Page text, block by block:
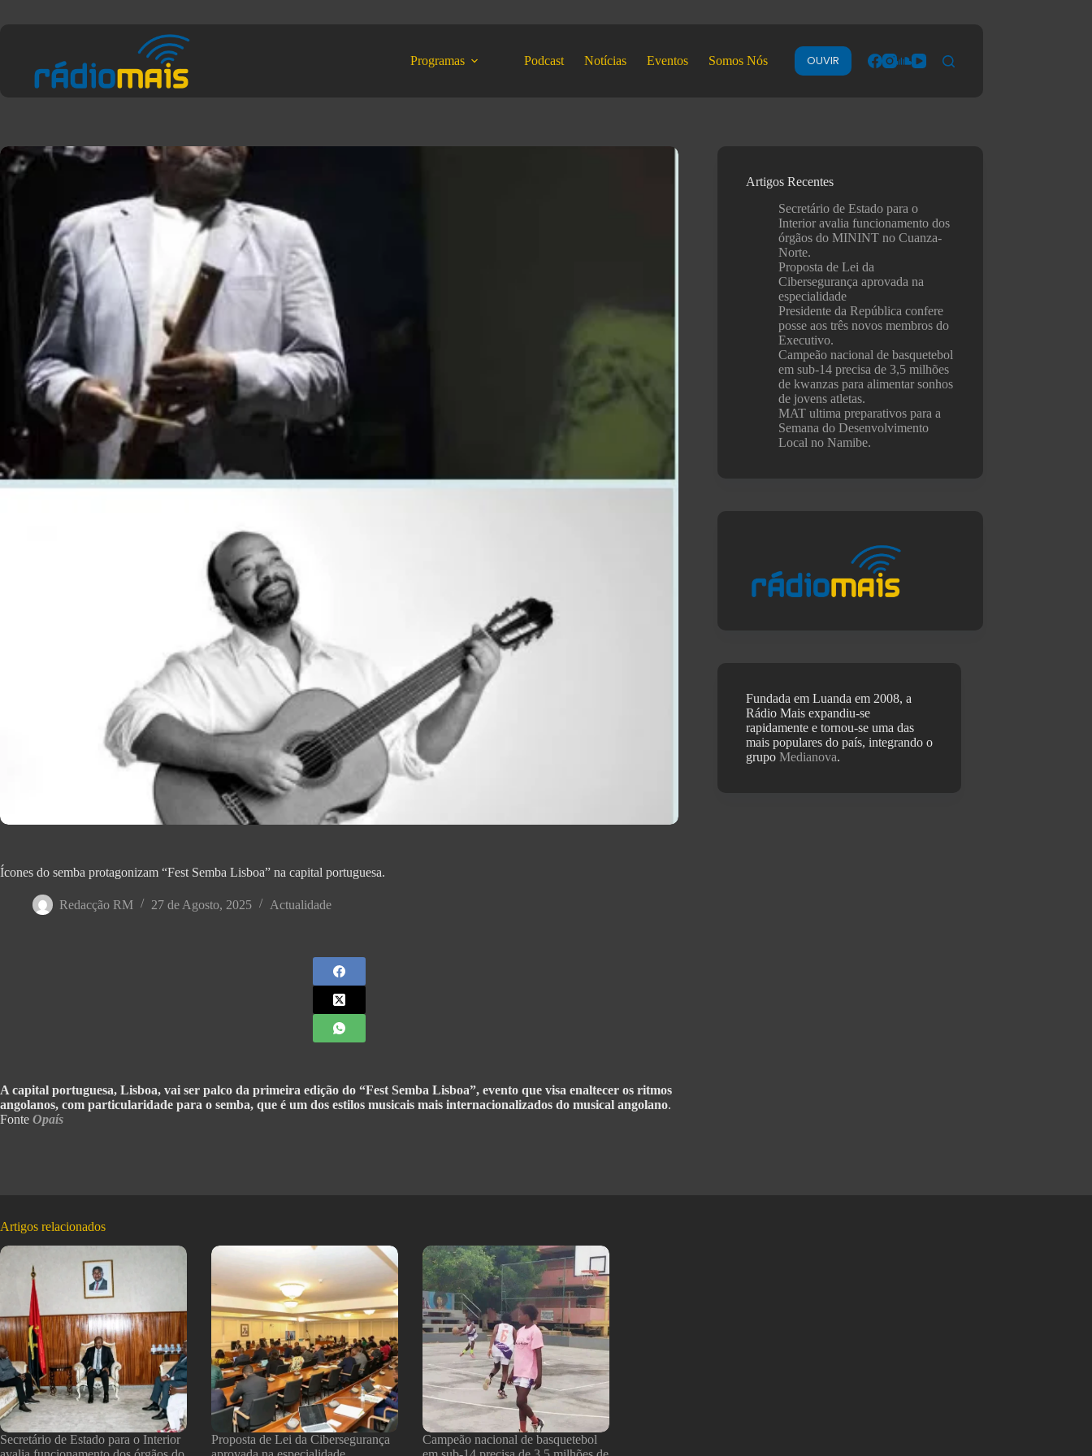
Programas Podcast Notícias Eventos Somos Nós OUVIR
Ícones do semba protagonizam “Fest Semba Lisboa” na capital portuguesa.
Redacção RM 27 de Agosto, 2025 Actualidade
A capital portuguesa, Lisboa, vai ser palco da primeira edição do “Fest Semba Lisboa”, evento que visa enaltecer os ritmos
angolanos, com particularidade para o semba, que é um dos estilos musicais mais internacionalizados do musical angolano.
Fonte Opaís
Artigos Recentes
Secretário de Estado para o
Interior avalia funcionamento dos
órgãos do MININT no Cuanza-
Norte.
Proposta de Lei da
Cibersegurança aprovada na
especialidade
Presidente da República confere
posse aos três novos membros do
Executivo.
Campeão nacional de basquetebol
em sub-14 precisa de 3,5 milhões
de kwanzas para alimentar sonhos
de jovens atletas.
MAT ultima preparativos para a
Semana do Desenvolvimento
Local no Namibe.
Fundada em Luanda em 2008, a
Rádio Mais expandiu-se
rapidamente e tornou-se uma das
mais populares do país, integrando o
grupoMedianova.
Artigos relacionados
Secretário de Estado para o Interior
Proposta de Lei da Cibersegurança
Campeão nacional de basquetebol